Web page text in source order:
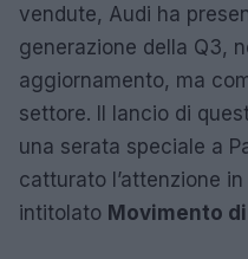
vendute, Audi ha
generazione della Q3,
aggiornamento, ma
settore. Il lancio di
una serata speciale a
catturato l’attenzione
intitolato Movimento